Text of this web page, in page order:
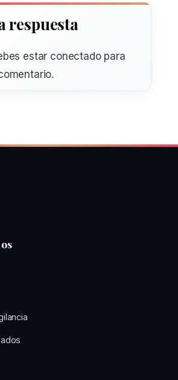
respuesta
estar conectadopara